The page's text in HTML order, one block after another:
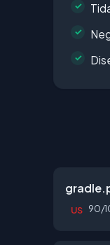
US 90/